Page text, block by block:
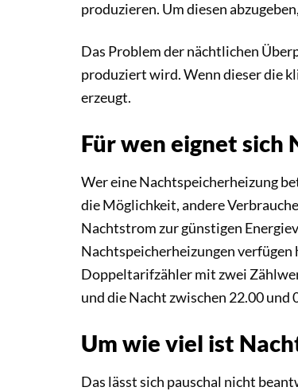
produzieren. Um diesen
Das Problem der nächtlichen
produziert wird. Wenn dieser die
erzeugt.
Für wen eignet sich
Wer eine Nachtspeicherheizung
die Möglichkeit, andere
Nachtstrom zur günstigen
Nachtspeicherheizungen
Doppeltarifzähler mit zwei
und die Nacht zwischen 22.00 und
Um wie viel ist
Das lässt sich pauschal nicht